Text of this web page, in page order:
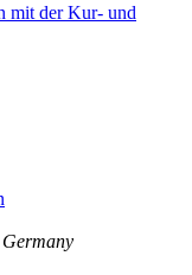
mit der Kur- und
Germany